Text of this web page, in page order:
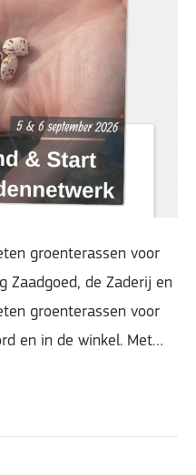
groenterassen voor
Zaadgoed, de Zaderij en
groenterassen voor
en in de winkel. Met…